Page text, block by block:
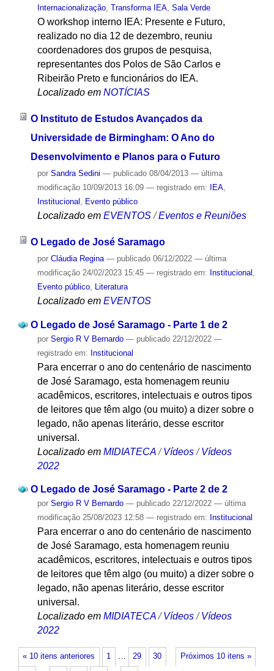
Internacionalização, Transforma IEA, Sala Verde
O workshop interno IEA: Presente e Futuro,
realizado no dia 12 de dezembro, reuniu
coordenadores dos grupos de pesquisa,
representantes dos Polos de São Carlos e
Ribeirão Preto e funcionários do IEA.
Localizado em NOTÍCIAS
O Instituto de Estudos Avançados da
Universidade de Birmingham: O Ano do
Desenvolvimento e Planos para o Futuro
por Sandra Sedini — publicado08/04/2013 — última
modificação10/09/2013 16:09 — registrado em: IEA,
Institucional , Evento público
Localizado em EVENTOS /Eventos e Reuniões
O Legado de José Saramago
por Cláudia Regina — publicado06/12/2022 — última
modificação24/02/2023 15:45 — registrado em: Institucional
Evento público, Literatura
Localizado em EVENTOS
O Legado de José Saramago - Parte 1 de 2
por Sergio R V Bernardo — publicado22/12/2022 —
registrado em: Institucional
Para encerrar o ano do centenário de nascimento
de José Saramago, esta homenagem reuniu
acadêmicos, escritores, intelectuais e outros tipos
de leitores que têm algo (ou muito) a dizer sobre o
legado, não apenas literário, desse escritor
universal.
Localizado em MIDIATECA /Vídeos /Vídeos
2022
O Legado de José Saramago - Parte 2 de 2
por Sergio R V Bernardo — publicado22/12/2022 — última
modificação25/08/2023 12:58 — registrado em: Institucional
Para encerrar o ano do centenário de nascimento
de José Saramago, esta homenagem reuniu
acadêmicos, escritores, intelectuais e outros tipos
de leitores que têm algo (ou muito) a dizer sobre o
legado, não apenas literário, desse escritor
universal.
Localizado em MIDIATECA /Vídeos /Vídeos
2022
« 10 itens anteriores Próximos 10 itens »
1 … 29 30